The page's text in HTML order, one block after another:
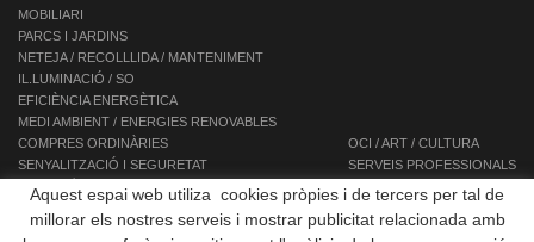
MOBILIARI
PARCS I JARDINS
NETEJA / RECOLLLIDA / MANTENIMENT
IL.LUMINACIÓ / SO
EFICIÈNCIA ENERGÈTICA
MEDI AMBIENT / ENERGIES RENOVABLES
COMPRES ORDINÀRIES
SENYALITZACIÓ I SEGURETAT
INFORMÀTICA / TIC / TELECOMUNICACIONS
AUTOMOCIÓ / TRANSPORT / MOBILITAT
EQUIPAMENTS
OCI / ART / CULTURA
SERVEIS PROFESSIONALS
SERVEIS INTEGRALS
SERVEIS A LES PERSONES
Aquest espai web utiliza cookies pròpies i de tercers per tal de
millorar els nostres serveis i mostrar publicitat relacionada amb